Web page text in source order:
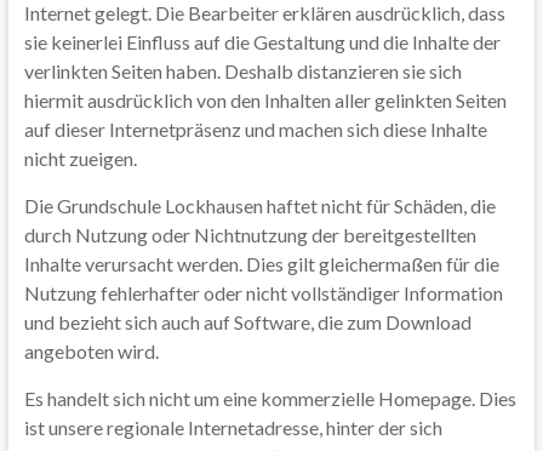
Internet gelegt. Die Bearbeiter erklären ausdrücklich, dass
sie keinerlei Einfluss auf die Gestaltung und die Inhalte der
verlinkten Seiten haben. Deshalb distanzieren sie sich
hiermit ausdrücklich von den Inhalten aller gelinkten Seiten
auf dieser Internetpräsenz und machen sich diese Inhalte
nicht zueigen.
Die Grundschule Lockhausen haftet nicht für Schäden, die
durch Nutzung oder Nichtnutzung der bereitgestellten
Inhalte verursacht werden. Dies gilt gleichermaßen für die
Nutzung fehlerhafter oder nicht vollständiger Information
und bezieht sich auch auf Software, die zum Download
angeboten wird.
Es handelt sich nicht um eine kommerzielle Homepage. Dies
ist unsere regionale Internetadresse, hinter der sich